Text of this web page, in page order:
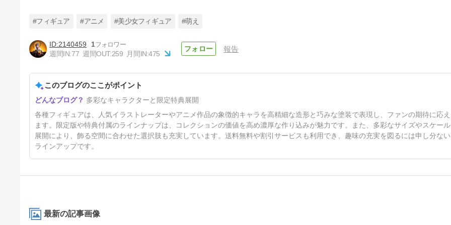
アがアルターから登場！胸部2
種再現仕様＆あみあみ5%OFF
送料無料で予約開始！
8日前
#フィギュア #アニメ #美少女フィギュア #萌え
2140459
1
週間IN:77 週間OUT:259 月間IN:475
報告
このブログのここがポイント
多彩なキャラクターと限定特典展開
各種フィギュアは、人気イラストレーターやアニメ作品の象徴的キャラを高精細な造形と巧みな塗装で表現し、ファンの期待に応え
ます。限定版や特典付属のラインナップは、コレクションの価値を高め濃厚な作り込みが魅力です。また、多彩なサイズやスケール
展開により、飾る空間に合わせた選択肢も充実しています。送料無料や割引サービスも利用でき、趣味の充実を図るには申し分ない
ラインアップです。
最新の記事画像